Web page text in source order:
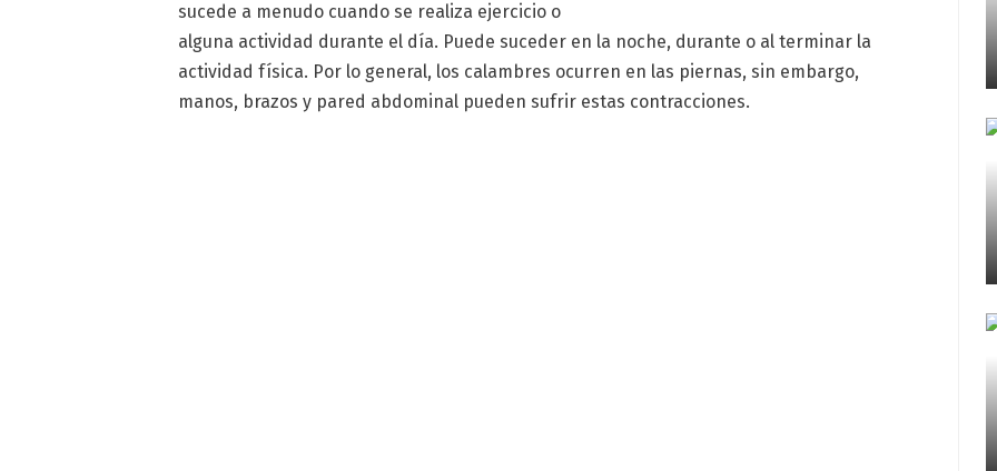
sucede a menudo cuando se realiza ejercicio o
alguna actividad durante el día. Puede suceder en la noche, durante o al terminar la
actividad física. Por lo general, los calambres ocurren en las piernas, sin embargo,
manos, brazos y pared abdominal pueden sufrir estas contracciones.